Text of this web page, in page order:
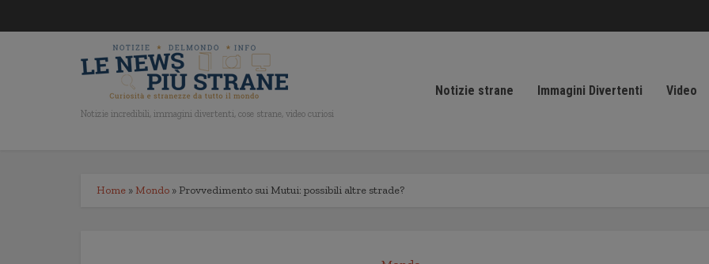
Notizie incredibili, immagini divertenti, cose strane, video curiosi
Notizie strane Immagini Divertenti Video
Home » Mondo » Provvedimento sui Mutui: possibili altre strade?